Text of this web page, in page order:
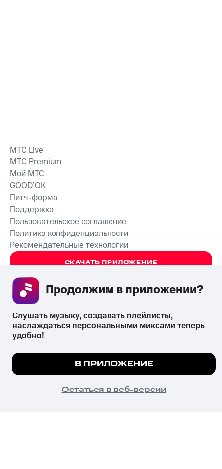
СКАЧАТЬ ПРИЛОЖЕНИЕ
MTС Live
MTС Premium
Мой МТС
GOOD’OK
Питч-форма
Поддержка
Пользовательское соглашение
Политика конфиденциальности
Рекомендательные технологии
Незаконное потребление наркотических средств,
психотропных веществ, их аналогов причиняет вред здоровью,
их незаконный оборот запрещён и влечёт установленную
© 2026 ООО «КИОН».
Все права защищены
Мы используем куки, чтобы на сайте все
Подробнее
ПОНЯТНО
Продолжим в приложении?
Слушать музыку, создавать плейлисты,
наслаждаться персональными миксами теперь
удобно!
В ПРИЛОЖЕНИЕ
Остаться в веб-версии